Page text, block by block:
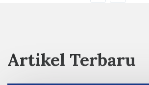
Artikel Terbaru